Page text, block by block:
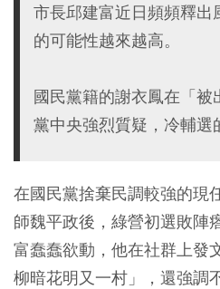
市長邱建富近日頻頻釋出
的可能性越來越高。
國民黨籍的謝衣鳳在「
黨中央強烈質疑，冷輔選
在國民黨捨棄民調較強的現
師魏平政後，綠營初選敗陣
富蠢蠢欲動，他在社群上發
柳暗花明又一村」，還強調